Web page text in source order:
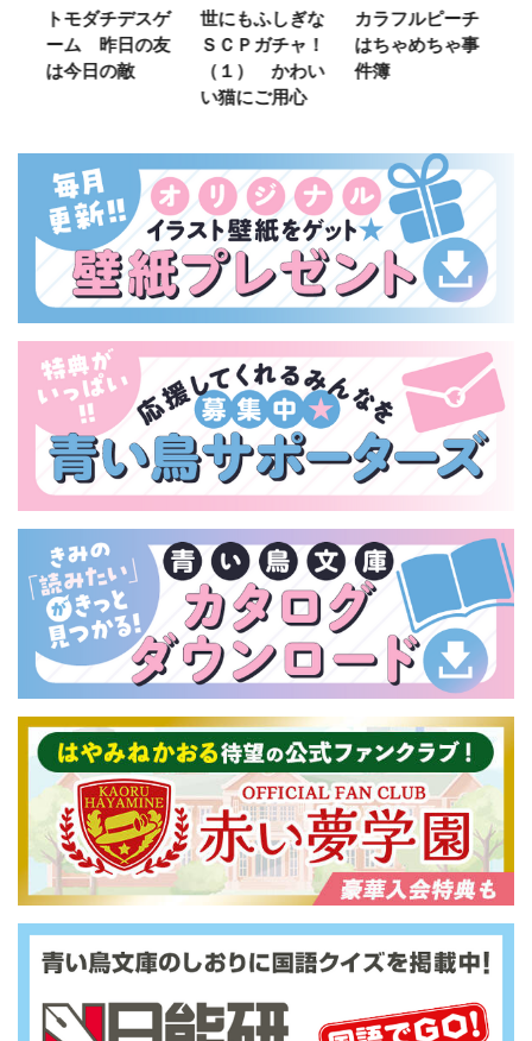
トモダチデスゲ
ーム 昨日の友
は今日の敵
世にもふしぎな
ＳＣＰガチャ！
（１） かわい
い猫にご用心
カラフルピーチ
はちゃめちゃ事
件簿